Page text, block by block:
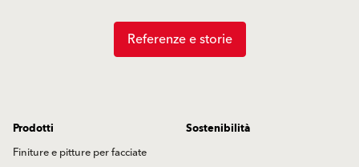
Referenze e storie
Prodotti
Finiture e pitture per facciate
Sostenibilità